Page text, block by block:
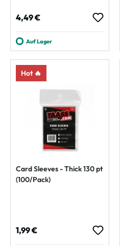
Regulärer Preis:
4,49 €
Auf Lager
Hot 🔥
Card Sleeves - Thick 130 pt
(100/Pack)
Regulärer Preis:
1,99 €